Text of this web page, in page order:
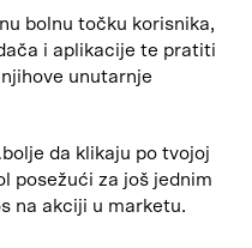
bolnu točku korisnika,
i aplikacije te pratiti
unutarnje
da klikaju po tvojoj
posežući za još jednim
na akciji u marketu.